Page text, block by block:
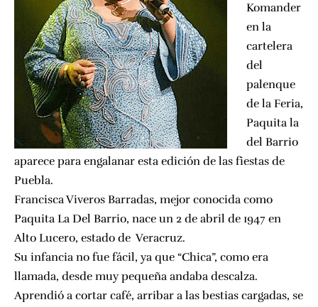
Komander
en la
cartelera
del
palenque
de la Feria,
Paquita la
del Barrio
aparece para engalanar esta edición de las fiestas de
Puebla.
Francisca Viveros Barradas, mejor conocida como
Paquita La Del Barrio, nace un 2 de abril de 1947 en
Alto Lucero, estado de Veracruz.
Su infancia no fue fácil, ya que “Chica”, como era
llamada, desde muy pequeña andaba descalza.
Aprendió a cortar café, arribar a las bestias cargadas, se